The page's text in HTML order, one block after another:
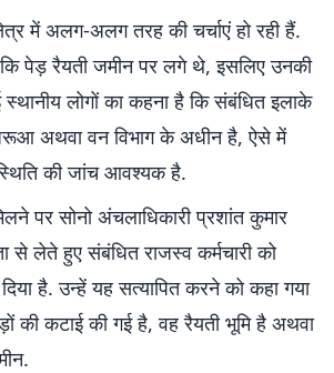
में अलग-अलग तरह की चर्चाएं हो रही हैं.
कि पेड़ रैयती जमीन पर लगे थे, इसलिए उनकी
लोगों का कहना है कि संबंधित इलाके
अथवा वन विभाग के अधीन है, ऐसे में
की जांच आवश्यक है.
पर सोनो अंचलाधिकारी प्रशांत कुमार
से लेते हुए संबंधित राजस्व कर्मचारी को
है. उन्हें यह सत्यापित करने को कहा गया
की कटाई की गई है, वह रैयती भूमि है अथवा